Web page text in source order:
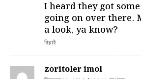
I heard they got
going on over there.
a look, ya know?
রিপ্লাই
zoritoler imol